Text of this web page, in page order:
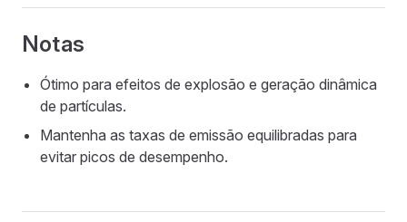
Notas
Ótimo para efeitos de explosão e geração dinâmica
de partículas.
Mantenha as taxas de emissão equilibradas para
evitar picos de desempenho.